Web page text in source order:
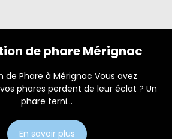
de phare Mérignac
de Phare à Mérignac Vous avez
phares perdent de leur éclat ? Un
phare terni...
En savoir plus